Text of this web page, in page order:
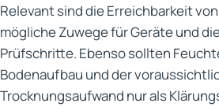
Relevant sind die Erreichbarkeit
mögliche Zuwege für Geräte und
Prüfschritte. Ebenso sollten
Bodenaufbau und der
Trocknungsaufwand nur als